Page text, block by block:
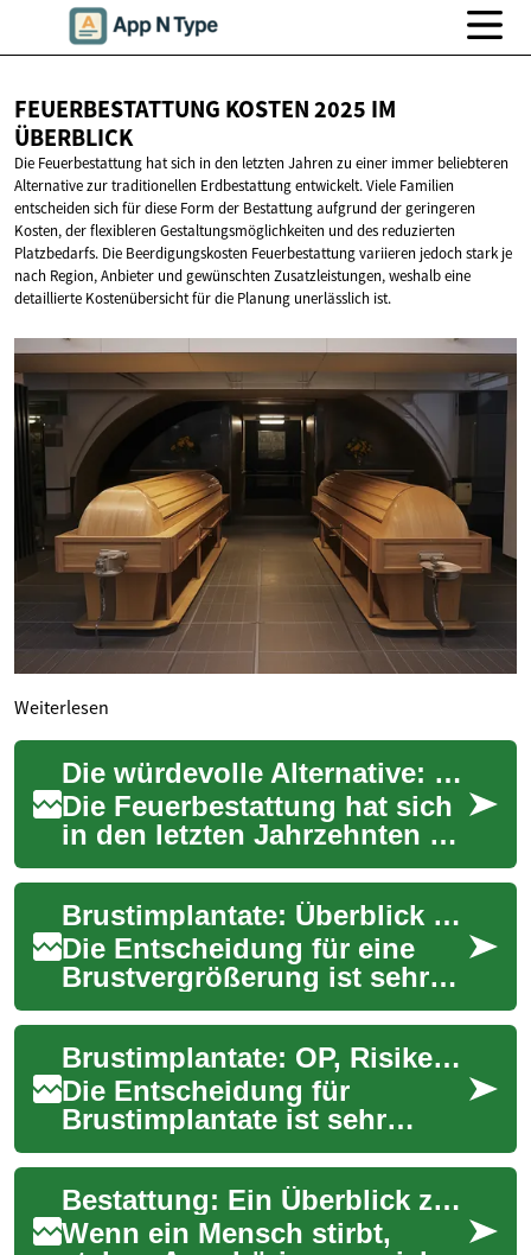
FEUERBESTATTUNG KOSTEN 2025 IM
ÜBERBLICK
Die Feuerbestattung hat sich in den letzten Jahren zu einer immer beliebteren
Alternative zur traditionellen Erdbestattung entwickelt. Viele Familien
entscheiden sich für diese Form der Bestattung aufgrund der geringeren
Kosten, der flexibleren Gestaltungsmöglichkeiten und des reduzierten
Platzbedarfs. Die Beerdigungskosten Feuerbestattung variieren jedoch stark je
nach Region, Anbieter und gewünschten Zusatzleistungen, weshalb eine
detaillierte Kostenübersicht für die Planung unerlässlich ist.
Weiterlesen
Die würdevolle Alternative: Ein umfassender Leitfaden zur Feuerbestattung
Die Feuerbestattung hat sich
in den letzten Jahrzehnten zu
einer der häufigsten
Bestattungsformen in
Deutschland entw...
Brustimplantate: Überblick zu OP, Risiken und Kosten
Die Entscheidung für eine
Brustvergrößerung ist sehr
persönlich und sollte gut
informiert getroffen werden.
Dieser Be...
Brustimplantate: OP, Risiken und Kosten im Überblick
Die Entscheidung für
Brustimplantate ist sehr
individuell und sollte gut
informiert getroffen werden.
Dieser Beitrag ...
Bestattung: Ein Überblick zu Einäscherung, Urne, Friedhof und Kosten
Wenn ein Mensch stirbt,